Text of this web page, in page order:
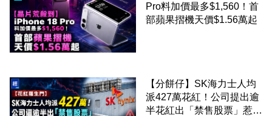
Pro料加價最多$1,560！首
部蘋果摺機天價$1.56萬起
【分餅仔】SK海力士人均
派427萬花紅！公司提出逾
半花紅出「禁售股票」惹工